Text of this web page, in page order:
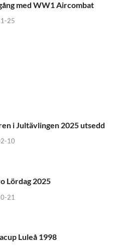
med WW1 Aircombat
25
i Jultävlingen 2025 utsedd
10
Lördag 2025
21
Luleå 1998